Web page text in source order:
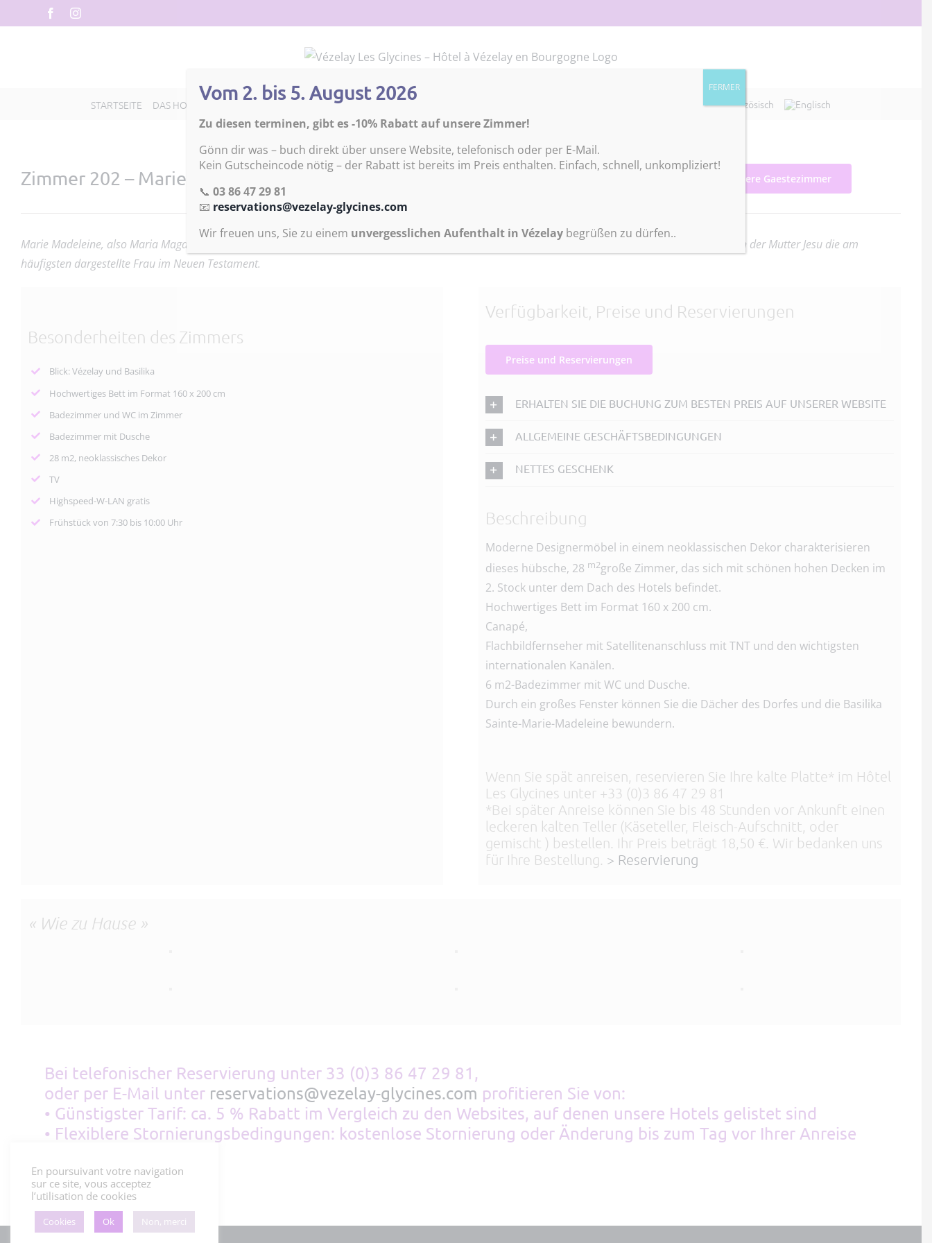
to
FacebookInstagram
STARTSEITE DAS HOTEL LES GLYCINES UNSERE GÄSTEZIMMER KONTAKT
Zimmer 202 – Marie Madeleine Unsere Gaestezimmer
Marie Madeleine, also Maria Magdalena oder Maria von Magdala war eine Jüngerin Jesu, die seinen Tod und seine Auferstehung miterlebte. Sie ist nach der Mutter Jesu die am
häufigsten dargestellte Frau im Neuen Testament.
Besonderheiten des Zimmers
Blick: Vézelay und Basilika
Hochwertiges Bett im Format 160 x 200 cm
Badezimmer und WC im Zimmer
Badezimmer mit Dusche
28 m2, neoklassisches Dekor
TV
Highspeed-W-LAN gratis
Frühstück von 7:30 bis 10:00 Uhr
Verfügbarkeit, Preise und Reservierungen
Preise und Reservierungen
ERHALTEN SIE DIE BUCHUNG ZUM BESTEN PREIS AUF UNSERER WEBSITE
ALLGEMEINE GESCHÄFTSBEDINGUNGEN
NETTES GESCHENK
Beschreibung
Moderne Designermöbel in einem neoklassischen Dekor charakterisieren
dieses hübsche, 28 m2große Zimmer, das sich mit schönen hohen Decken im
2. Stock unter dem Dach des Hotels befindet.
Hochwertiges Bett im Format 160 x 200 cm.
Canapé,
Flachbildfernseher mit Satellitenanschluss mit TNT und den wichtigsten
internationalen Kanälen.
6 m2-Badezimmer mit WC und Dusche.
Durch ein großes Fenster können Sie die Dächer des Dorfes und die Basilika
Sainte-Marie-Madeleine bewundern.
Wenn Sie spät anreisen, reservieren Sie Ihre kalte Platte* im Hôtel
Les Glycines unter +33 (0)3 86 47 29 81
*Bei später Anreise können Sie bis 48 Stunden vor Ankunft einen
leckeren kalten Teller (Käseteller, Fleisch-Aufschnitt, oder
gemischt ) bestellen. Ihr Preis beträgt 18,50 €. Wir bedanken uns
für Ihre Bestellung. > Reservierung
« Wie zu Hause »
Bei telefonischer Reservierung unter 33 (0)3 86 47 29 81,
oder per E-Mail unter reservations@vezelay-glycines.com profitieren Sie von:
• Günstigster Tarif: ca. 5 % Rabatt im Vergleich zu den Websites, auf denen unsere Hotels gelistet sind
• Flexiblere Stornierungsbedingungen: kostenlose Stornierung oder Änderung bis zum Tag vor Ihrer Anreise
En poursuivant votre navigation
sur ce site, vous acceptez
l’utilisation de cookies
Cookies Ok Non, merci
Vom 2. bis 5. August 2026
Zu diesen terminen, gibt es -10% Rabatt auf unsere Zimmer!
Gönn dir was – buch direkt über unsere Website, telefonisch oder per E-Mail.
Kein Gutscheincode nötig – der Rabatt ist bereits im Preis enthalten. Einfach, schnell, unkompliziert!
📞 03 86 47 29 81
📧 reservations@vezelay-glycines.com
Wir freuen uns, Sie zu einem unvergesslichen Aufenthalt in Vézelaybegrüßen zu dürfen..
FERMER